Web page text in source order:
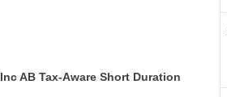
AB Tax-Aware Short Duration